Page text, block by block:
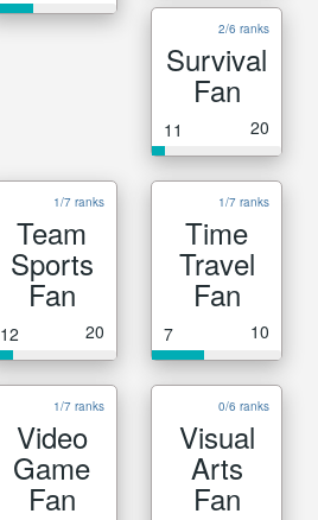
2/6 ranks
Survival
Fan
11 20
1/7 ranks
Team
Sports
Fan
12 20
1/7 ranks
Time
Travel
Fan
7 10
1/7 ranks
Video
Game
Fan
0/6 ranks
Visual
Arts
Fan